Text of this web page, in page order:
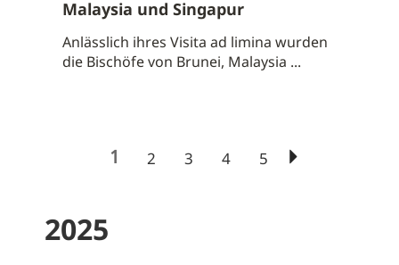
Malaysia und Singapur
Anlässlich ihres Visita ad limina wurden
die Bischöfe von Brunei, Malaysia ...
1 2 3 4 5
2025